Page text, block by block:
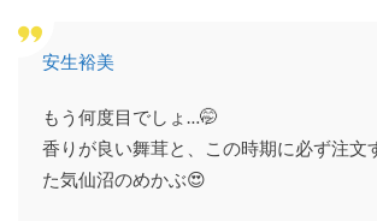
1. 価
スー
より
も高
安生裕美
もう何度目でしょ…🤭
香りが良い舞茸と、この時期に必ず注文
た気仙沼のめかぶ😍